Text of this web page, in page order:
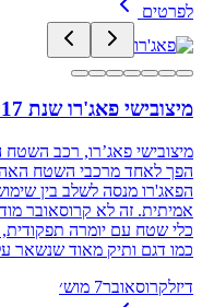
לפרטים
מיצובישי פאג'רו שנת 2017
מיצובישי פאג’רו, רכב
הפך לאחד מרכבי השטח
הפאג'רו מנסה לשלב בין
אמיתית. זה לא קרוסאובר
כלי שטח עם יומרה
כמו דגם ותיק מאוד שנשאר
דיזלקרוסאובר7 מוש׳